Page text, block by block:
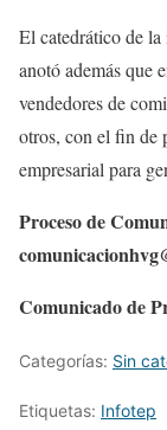
El catedrático de
anotó además que
vendedores de
otros, con el fin de
empresarial para
Proceso de
Comunicado de
Categorías: Sin
Etiquetas: Infotep